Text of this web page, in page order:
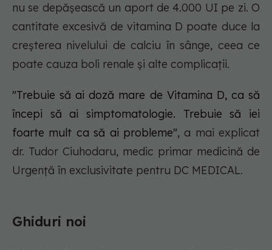
nu se depășească un aport de 4.000 UI pe zi. O
cantitate excesivă de vitamina D poate duce la
creșterea nivelului de calciu în sânge, ceea ce
poate cauza boli renale și alte complicații.
"Trebuie să ai doză mare de Vitamina D, ca să
începi să ai simptomatologie. Trebuie să iei
foarte mult ca să ai probleme", a mai explicat
dr. Tudor Ciuhodaru, medic primar medicină de
Urgență în exclusivitate pentru DC MEDICAL.
Ghiduri noi